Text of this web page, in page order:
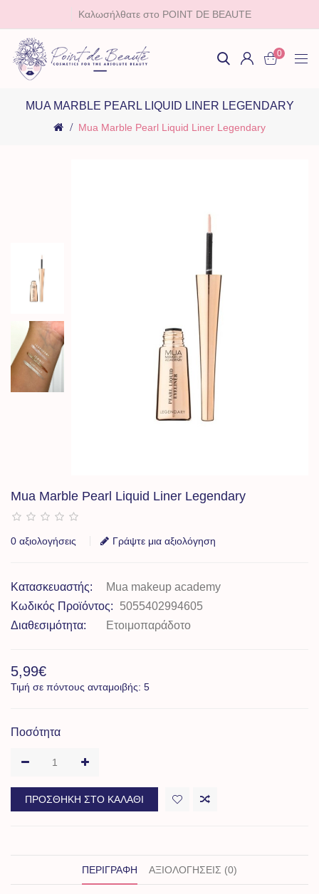
Καλωσήλθατε στο POINT DE BEAUTE
0
MUA MARBLE PEARL LIQUID LINER LEGENDARY
Mua Marble Pearl Liquid Liner Legendary
Mua Marble Pearl Liquid Liner Legendary
0 αξιολογήσεις Γράψτε μια αξιολόγηση
Κατασκευαστής:
Mua makeup academy
Κωδικός Προϊόντος:
5055402994605
Διαθεσιμότητα:
Ετοιμοπαράδοτο
5,99€
Τιμή σε πόντους ανταμοιβής: 5
Ποσότητα
ΠΡΟΣΘΉΚΗ ΣΤΟ ΚΑΛΆΘΙ
ΠΕΡΙΓΡΑΦΉ ΑΞΙΟΛΟΓΉΣΕΙΣ (0)